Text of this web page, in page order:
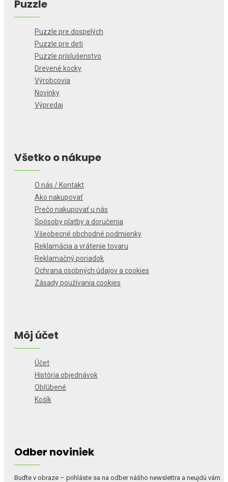
Puzzle
Puzzle pre dospelých
Puzzle pre deti
Puzzle príslušenstvo
Drevené kocky
Výrobcovia
Novinky
Výpredaj
Všetko o nákupe
O nás / Kontakt
Ako nakupovať
Prečo nakupovať u nás
Spôsoby platby a doručenia
Všeobecné obchodné podmienky
Reklamácia a vrátenie tovaru
Reklamačný poriadok
Ochrana osobných údajov a cookies
Zásady používania cookies
Môj účet
Účet
História objednávok
Obľúbené
Košík
Odber noviniek
Buďte v obraze – prihláste sa na odber nášho newslettra a neujdú vám